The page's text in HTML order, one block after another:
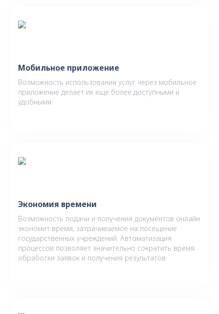
Мобильное приложение
Возможность использования услуг через мобильное
приложение делает их еще более доступными и
удобными.
Экономия времени
Возможность подачи и получения документов онлайн
экономит время, затрачиваемое на посещение
государственных учреждений. Автоматизация
процессов позволяет значительно сократить время
обработки заявок и получения результатов.